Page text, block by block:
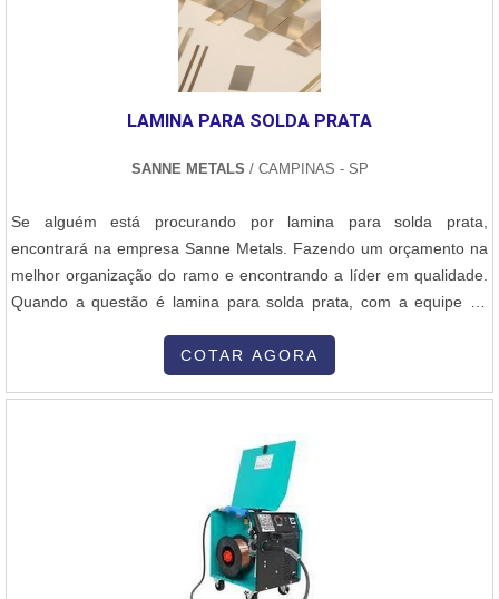
LAMINA PARA SOLDA PRATA
SANNE METALS / CAMPINAS - SP
Se alguém está procurando por lamina para solda prata,
encontrará na empresa Sanne Metals. Fazendo um orçamento na
melhor organização do ramo e encontrando a líder em qualidade.
Quando a questão é lamina para solda prata, com a equipe da
qualidade e durabilidade.ALGUNS DETALHES SOBRE LAMINA
PARA SOLDA PRATAHá muitas maneiras eficientes de demonstrar
Metals foca sua estratégia em criar para cada cliente uma
estrutura com: Tecnologia de ponta Escritório de alta qualidade
onde são realizadas as atividades Atuação a nível nacional.Tudo
isso para garantir que se tenha lamina para solda de prata com
ótima qualidade. Ainda tratando-se de lamina para solda prata,
mais do que visar apenas lucratividade, deve oferecer produtos e
serviços que tenham ótima qualidade e precisão, detalhes que
COTAR AGORA